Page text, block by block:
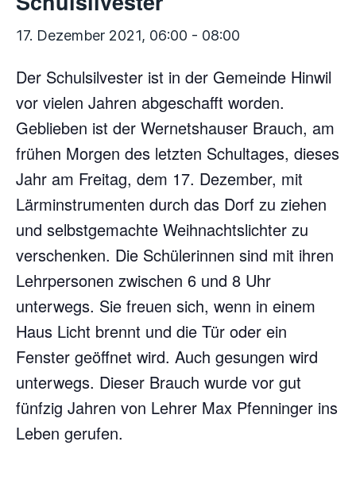
17. Dezember 2021, 06:00 - 08:00
Der Schulsilvester ist in der Gemeinde Hinwil
vor vielen Jahren abgeschafft worden.
Geblieben ist der Wernetshauser Brauch, am
frühen Morgen des letzten Schultages, dieses
Jahr am Freitag, dem 17. Dezember, mit
Lärminstrumenten durch das Dorf zu ziehen
und selbstgemachte Weihnachtslichter zu
verschenken. Die Schülerinnen sind mit ihren
Lehrpersonen zwischen 6 und 8 Uhr
unterwegs. Sie freuen sich, wenn in einem
Haus Licht brennt und die Tür oder ein
Fenster geöffnet wird. Auch gesungen wird
unterwegs. Dieser Brauch wurde vor gut
fünfzig Jahren von Lehrer Max Pfenninger ins
Leben gerufen.